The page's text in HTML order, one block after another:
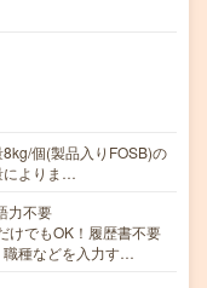
個(製品入りFOSB)の
によりま…
力不要
けでもOK！履歴書不要
種などを入力す…